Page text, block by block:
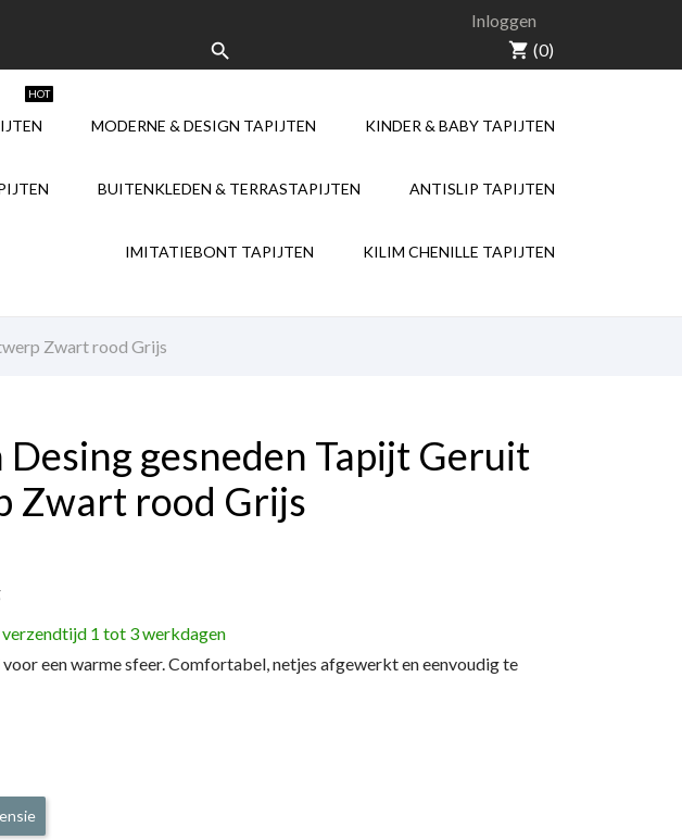
Inloggen
 shopping_cart (0)
HOT
MODERNE & DESIGN TAPIJTEN KINDER & BABY TAPIJTEN
BUITENKLEDEN & TERRASTAPIJTEN ANTISLIP TAPIJTEN
IMITATIEBONT TAPIJTEN KILIM CHENILLE TAPIJTEN
Zwart rood Grijs
gesneden Tapijt Geruit
Zwart rood Grijs
1 tot 3 werkdagen
een warme sfeer. Comfortabel, netjes afgewerkt en eenvoudig te